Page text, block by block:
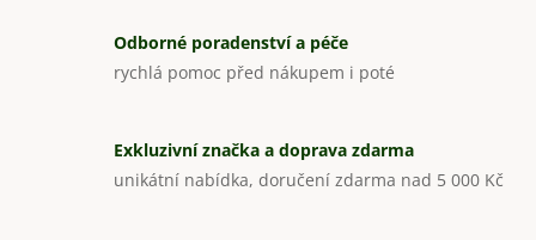
Odborné poradenství a péče
rychlá pomoc před nákupem i poté
Exkluzivní značka a doprava zdarma
unikátní nabídka, doručení zdarma nad 5 000 Kč